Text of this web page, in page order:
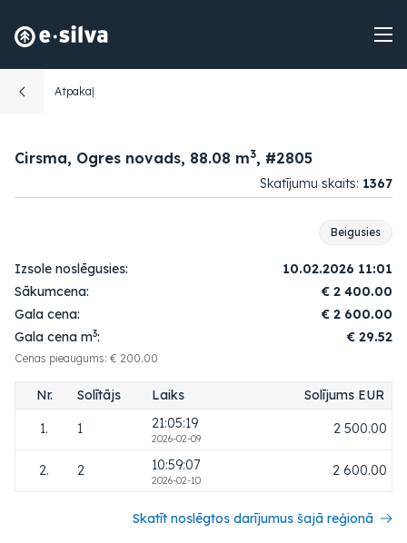
Atpakaļ
Cirsma, Ogres novads, 88.08 m3, #2805
Skatījumu skaits: 1367
Beigusies
Izsole noslēgusies:
10.02.2026 11:01
Sākumcena:
€ 2 400.00
Gala cena:
€ 2 600.00
Gala cena m3: € 29.52
Cenas pieaugums: € 200.00
Nr. Solītājs Laiks Solījums EUR
1. 1 21:05:19
2026-02-09
2 500.00
2. 2 10:59:07
2026-02-10
2 600.00
Skatīt noslēgtos darījumus šajā reģionā